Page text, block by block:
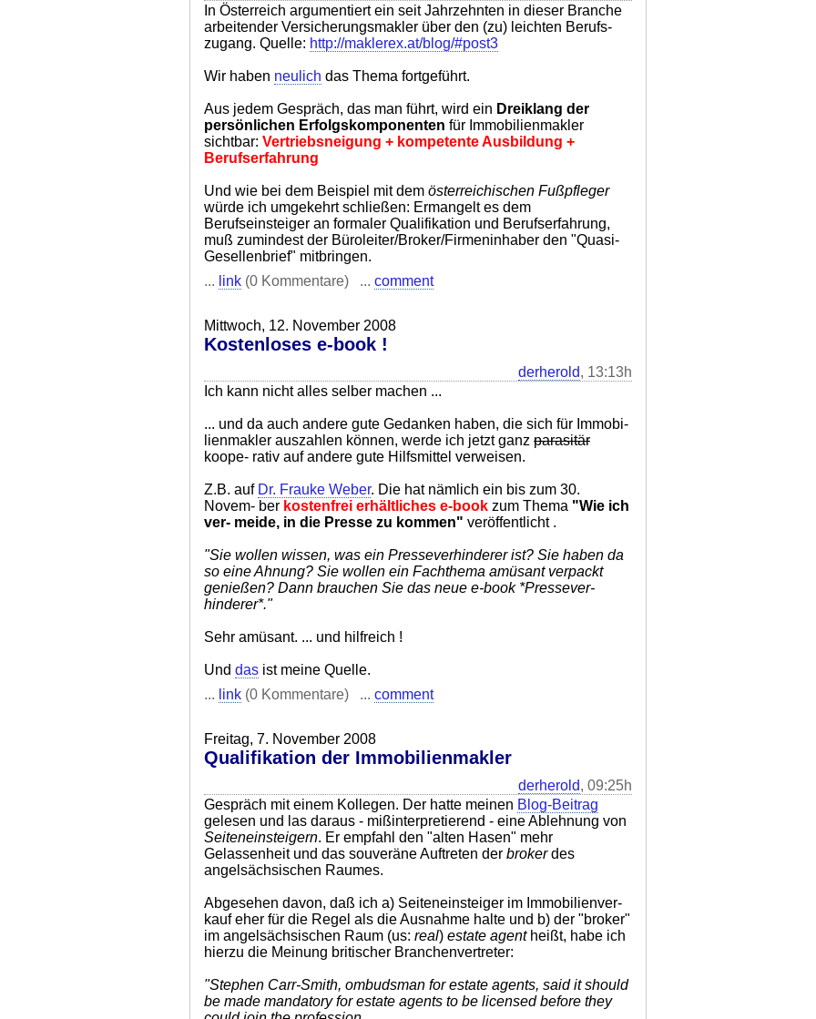
In Österreich argumentiert ein seit Jahrzehnten in dieser Branche
arbeitender Versicherungsmakler über den (zu) leichten Berufs-
zugang. Quelle: http://maklerex.at/blog/#post3
Wir haben neulich das Thema fortgeführt.
Aus jedem Gespräch, das man führt, wird ein Dreiklang der
persönlichen Erfolgskomponenten für Immobilienmakler
sichtbar: Vertriebsneigung + kompetente Ausbildung +
Berufserfahrung
Und wie bei dem Beispiel mit dem österreichischen Fußpfleger
würde ich umgekehrt schließen: Ermangelt es dem
Berufseinsteiger an formaler Qualifikation und Berufserfahrung,
muß zumindest der Büroleiter/Broker/Firmeninhaber den "Quasi-
Gesellenbrief" mitbringen.
... link (0 Kommentare) ... comment
Mittwoch, 12. November 2008
Kostenloses e-book !
derherold, 13:13h
Ich kann nicht alles selber machen ...
... und da auch andere gute Gedanken haben, die sich für Immobi-
lienmakler auszahlen können, werde ich jetzt ganz parasitär
koope- rativ auf andere gute Hilfsmittel verweisen.
Z.B. auf Dr. Frauke Weber. Die hat nämlich ein bis zum 30.
Novem- ber kostenfrei erhältliches e-book zum Thema "Wie ich
ver- meide, in die Presse zu kommen" veröffentlicht .
"Sie wollen wissen, was ein Presseverhinderer ist? Sie haben da
so eine Ahnung? Sie wollen ein Fachthema amüsant verpackt
genießen? Dann brauchen Sie das neue e-book *Pressever-
hinderer*."
Sehr amüsant. ... und hilfreich !
Und das ist meine Quelle.
... link (0 Kommentare) ... comment
Freitag, 7. November 2008
Qualifikation der Immobilienmakler
derherold, 09:25h
Gespräch mit einem Kollegen. Der hatte meinen Blog-Beitrag
gelesen und las daraus - mißinterpretierend - eine Ablehnung von
Seiteneinsteigern. Er empfahl den "alten Hasen" mehr
Gelassenheit und das souveräne Auftreten der brokerdes
angelsächsischen Raumes.
Abgesehen davon, daß ich a) Seiteneinsteiger im Immobilienver-
kauf eher für die Regel als die Ausnahme halte und b) der "broker"
im angelsächsischen Raum (us: real) estate agentheißt, habe ich
hierzu die Meinung britischer Branchenvertreter:
"Stephen Carr-Smith, ombudsman for estate agents, said it should
be made mandatory for estate agents to be licensed before they